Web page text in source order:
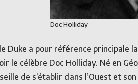
Doc Holliday
Duke a pour référence principale
le célèbre Doc Holliday. Né en
de s’établir dans l’Ouest et